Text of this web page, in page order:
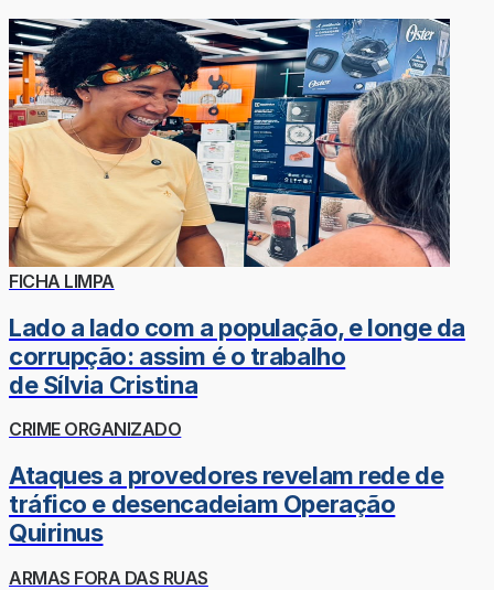
FICHA LIMPA
Lado a lado com a população, e longe da
corrupção: assim é o trabalho
de Sílvia Cristina
CRIME ORGANIZADO
Ataques a provedores revelam rede de
tráfico e desencadeiam Operação
Quirinus
ARMAS FORA DAS RUAS